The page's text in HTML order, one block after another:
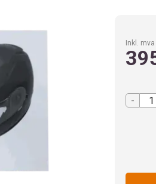
Inkl. mva
-